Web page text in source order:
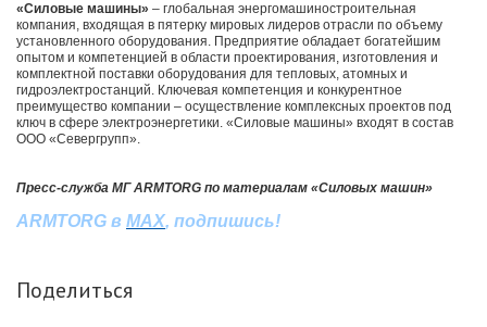
«Силовые машины» ‒ глобальная энергомашиностроительная
компания, входящая в пятерку мировых лидеров отрасли по объему
установленного оборудования. Предприятие обладает богатейшим
опытом и компетенцией в области проектирования, изготовления и
комплектной поставки оборудования для тепловых, атомных и
гидроэлектростанций. Ключевая компетенция и конкурентное
преимущество компании ‒ осуществление комплексных проектов под
ключ в сфере электроэнергетики. «Силовые машины» входят в состав
ООО «Севергрупп».
Пресс-служба МГ ARMTORG по материалам «Силовых машин»
ARMTORG в MAX, подпишись!
Поделиться